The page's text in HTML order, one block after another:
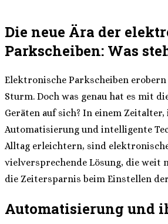
Die neue Ära der
Parkscheiben: Was
Elektronische Parkscheiben
Sturm. Doch was genau hat es mit
Geräten auf sich? In einem Zeitalter,
Automatisierung und intelligente
Alltag erleichtern, sind
vielversprechende Lösung, die weit
die Zeitersparnis beim Einstellen
Automatisierung und